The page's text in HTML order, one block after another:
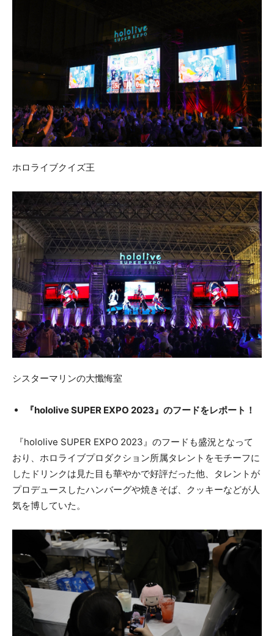
ホロライブクイズ王
シスターマリンの大懺悔室
『hololive SUPER EXPO 2023』のフードをレポート！
『hololive SUPER EXPO 2023』のフードも盛況となって
おり、ホロライブプロダクション所属タレントをモチーフに
したドリンクは見た目も華やかで好評だった他、タレントが
プロデュースしたハンバーグや焼きそば、クッキーなどが人
気を博していた。